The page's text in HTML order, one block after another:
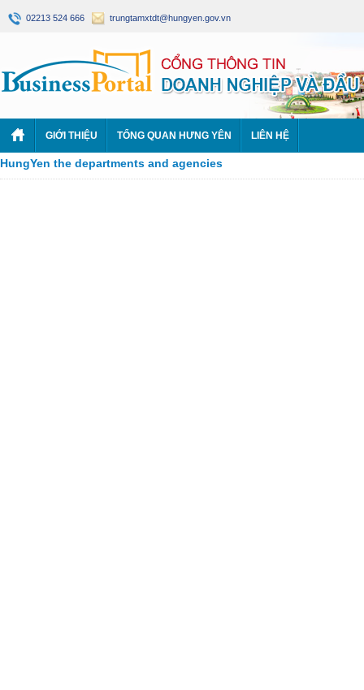
02213 524 666 trungtamxtdt@hungyen.gov.vn
GIỚI THIỆU TỔNG QUAN HƯNG YÊN LIÊN HỆ
HungYen the departments and agencies